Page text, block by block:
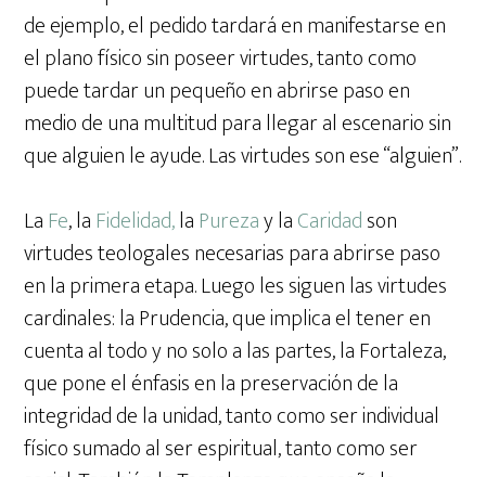
de ejemplo, el pedido tardará en manifestarse en
el plano físico sin poseer virtudes, tanto como
puede tardar un pequeño en abrirse paso en
medio de una multitud para llegar al escenario sin
que alguien le ayude. Las virtudes son ese “alguien”.
La Fe, la Fidelidad,la Purezay laCaridadson
virtudes teologales necesarias para abrirse paso
en la primera etapa. Luego les siguen las virtudes
cardinales: la Prudencia, que implica el tener en
cuenta al todo y no solo a las partes, la Fortaleza,
que pone el énfasis en la preservación de la
integridad de la unidad, tanto como ser individual
físico sumado al ser espiritual, tanto como ser